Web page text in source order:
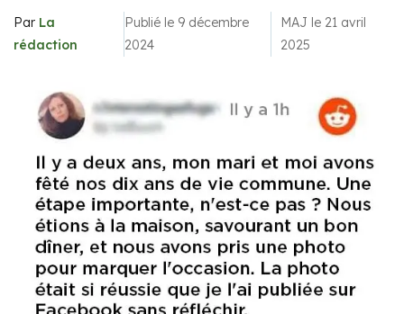
Par La
rédaction
Publié le 9 décembre
2024
MAJ le 21 avril
2025